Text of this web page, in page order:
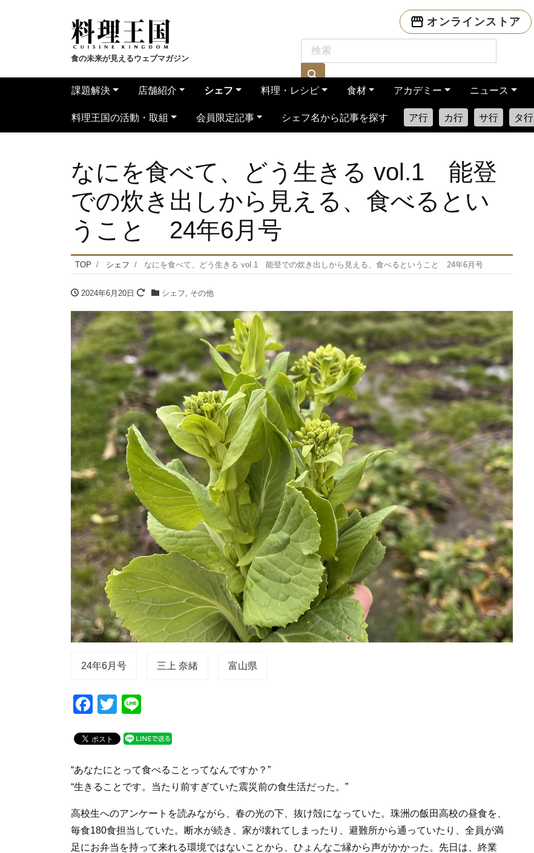
食の未来が見えるウェブマガジン
オンラインストア
課題解決 店舗紹介 シェフ 料理・レシピ 食材 アカデミー ニュース
料理王国の活動・取組 会員限定記事 シェフ名から記事を探す ア行 カ行 サ行 タ行
なにを食べて、どう生きる vol.1 能登
での炊き出しから見える、食べるとい
うこと 24年6月号
TOP シェフ なにを食べて、どう生きる vol.1 能登での炊き出しから見える、食べるということ 24年6月号
2024年6月20日 シェフ, その他
24年6月号 三上 奈緒 富山県
F
c
e
b
o
k
T
tt
er
e
“あなたにとって食べることってなんですか？”
“生きることです。当たり前すぎていた震災前の食生活だった。”
高校生へのアンケートを読みながら、春の光の下、抜け殻になっていた。珠洲の飯田高校の昼食を、
毎食180食担当していた。断水が続き、家が壊れてしまったり、避難所から通っていたり、全員が満
足にお弁当を持って来れる環境ではないことから、ひょんなご縁から声がかかった。先日は、終業